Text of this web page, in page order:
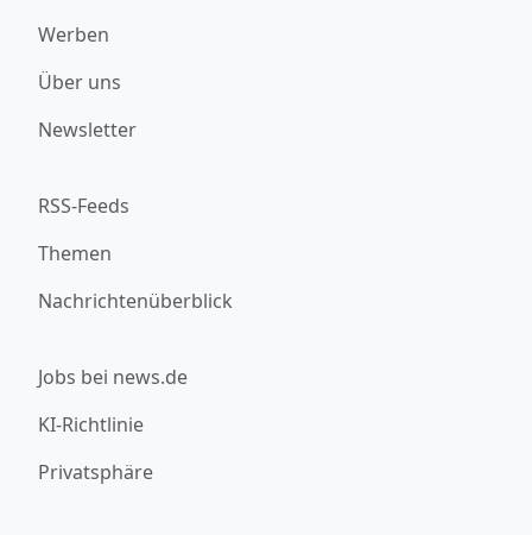
Werben
Über uns
Newsletter
RSS-Feeds
Themen
Nachrichtenüberblick
Jobs bei news.de
KI-Richtlinie
Privatsphäre